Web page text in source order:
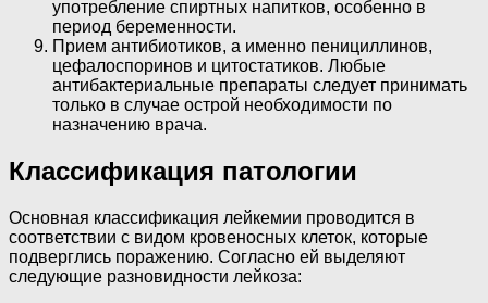
употребление спиртных напитков, особенно в
период беременности.
Прием антибиотиков, а именно пенициллинов,
цефалоспоринов и цитостатиков. Любые
антибактериальные препараты следует принимать
только в случае острой необходимости по
назначению врача.
Классификация патологии
Основная классификация лейкемии проводится в
соответствии с видом кровеносных клеток, которые
подверглись поражению. Согласно ей выделяют
следующие разновидности лейкоза: